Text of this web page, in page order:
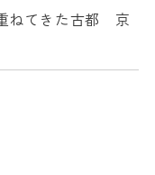
ねてきた古都 京